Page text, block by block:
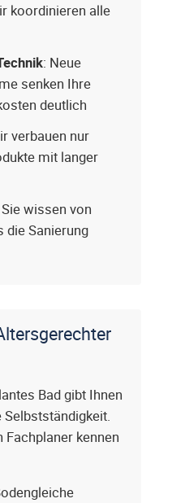
koordinieren alle
: Neue
senken Ihre
deutlich
verbauen nur
mit langer
Sie wissen von
die Sanierung
Bad gibt Ihnen
kennen